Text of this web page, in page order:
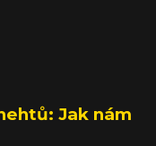
Jak nám